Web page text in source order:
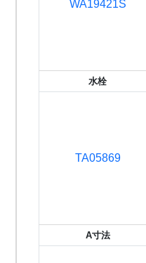
WA19421S
水栓
TA05869
A寸法